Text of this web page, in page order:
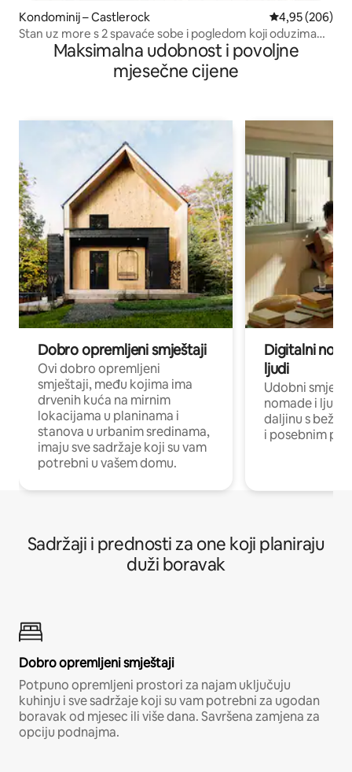
Kondominij – Castlerock Prosječna
4,95 (206)
Stan uz more s 2 spavaće sobe i pogledom koji oduzima
Maksimalna udobnost i povoljne
mjesečne cijene
Dobro opremljeni smještaji
Ovi dobro opremljeni
smještaji, među kojima ima
drvenih kuća na mirnim
lokacijama u planinama i
stanova u urbanim sredinama,
imaju sve sadržaje koji su vam
potrebni u vašem domu.
Digitalni
ljudi
Udobni
nomade i ljude
daljinu s
i posebnim
Sadržaji i prednosti za one koji planiraju
duži boravak
Dobro opremljeni smještaji
Potpuno opremljeni prostori za najam uključuju
kuhinju i sve sadržaje koji su vam potrebni za ugodan
boravak od mjesec ili više dana. Savršena zamjena za
opciju podnajma.